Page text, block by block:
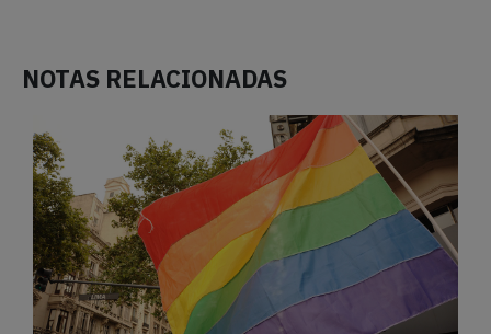
NOTAS RELACIONADAS